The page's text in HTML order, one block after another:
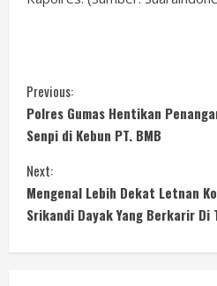
C
o
n
t
i
Previous:
Polres Gumas Hentikan
Senpi di Kebun PT. BMB
Next:
Mengenal Lebih Dekat Letnan
Srikandi Dayak Yang Berkarir Di